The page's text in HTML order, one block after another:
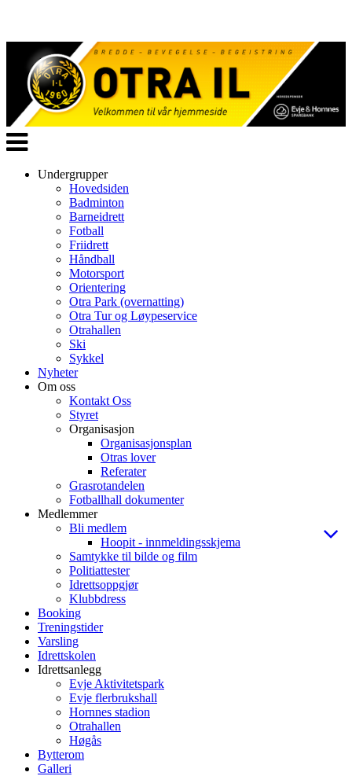
Veksle
navigasjon
Undergrupper
Hovedsiden
Badminton
Barneidrett
Fotball
Friidrett
Håndball
Motorsport
Orientering
Otra Park (overnatting)
Otra Tur og Løypeservice
Otrahallen
Ski
Sykkel
Nyheter
Om oss
Kontakt Oss
Styret
Organisasjon
Organisasjonsplan
Otras lover
Referater
Grasrotandelen
Fotballhall dokumenter
Medlemmer
Bli medlem
Hoopit - innmeldingsskjema
Samtykke til bilde og film
Politiattester
Idrettsoppgjør
Klubbdress
Booking
Treningstider
Varsling
Idrettskolen
Idrettsanlegg
Evje Aktivitetspark
Evje flerbrukshall
Hornnes stadion
Otrahallen
Høgås
Bytterom
Galleri